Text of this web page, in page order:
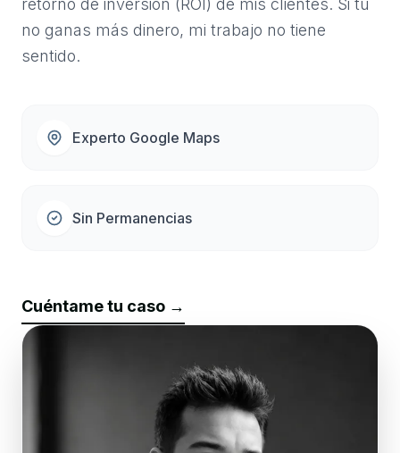
retorno de inversión (ROI) de mis clientes. Si tú
no ganas más dinero, mi trabajo no tiene
sentido.
Experto Google Maps
Sin Permanencias
Cuéntame tu caso →